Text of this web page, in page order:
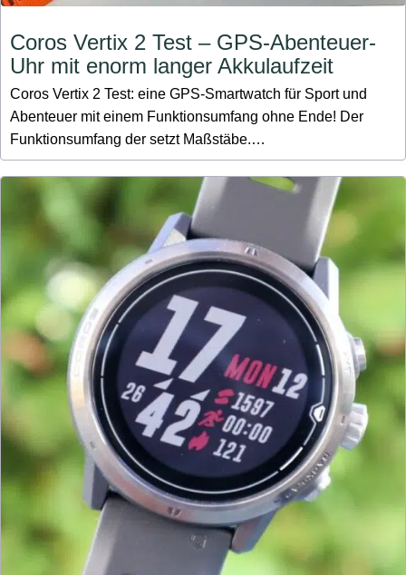
Coros Vertix 2 Test – GPS-Abenteuer-
Uhr mit enorm langer Akkulaufzeit
Coros Vertix 2 Test: eine GPS-Smartwatch für Sport und
Abenteuer mit einem Funktionsumfang ohne Ende! Der
Funktionsumfang der setzt Maßstäbe.…